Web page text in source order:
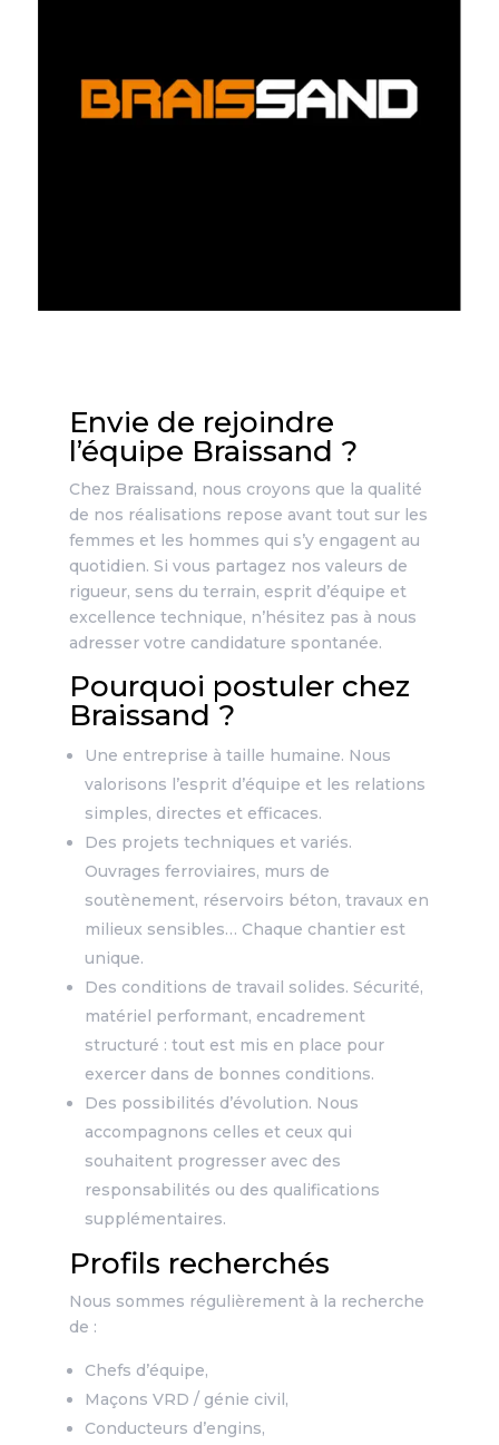
Envie de rejoindre
l’équipe Braissand ?
Chez Braissand, nous croyons que la qualité
de nos réalisations repose avant tout sur les
femmes et les hommes qui s’y engagent au
quotidien. Si vous partagez nos valeurs de
rigueur, sens du terrain, esprit d’équipe et
excellence technique, n’hésitez pas à nous
adresser votre candidature spontanée.
Pourquoi postuler chez
Braissand ?
Une entreprise à taille humaine. Nous
valorisons l’esprit d’équipe et les relations
simples, directes et efficaces.
Des projets techniques et variés.
Ouvrages ferroviaires, murs de
soutènement, réservoirs béton, travaux en
milieux sensibles… Chaque chantier est
unique.
Des conditions de travail solides. Sécurité,
matériel performant, encadrement
structuré : tout est mis en place pour
exercer dans de bonnes conditions.
Des possibilités d’évolution. Nous
accompagnons celles et ceux qui
souhaitent progresser avec des
responsabilités ou des qualifications
supplémentaires.
Profils recherchés
Nous sommes régulièrement à la recherche
de :
Chefs d’équipe,
Maçons VRD / génie civil,
Conducteurs d’engins,